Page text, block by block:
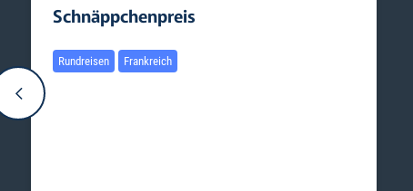
Schnäppchenpreis
Rundreisen Frankreich